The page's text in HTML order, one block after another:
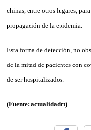
chinas, entre otros lugares,
propagación de la epidemia.
Esta forma de detección, no
de la mitad de pacientes con
de ser hospitalizados.
(Fuente: actualidadrt)